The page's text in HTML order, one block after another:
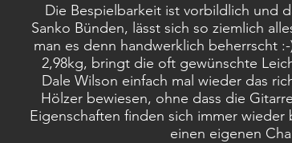
Die Bespielbarkeit ist vorbildlich und
Sanko Bünden, lässt sich so ziemlich
man es denn handwerklich beherrscht
2,98kg, bringt die oft gewünschte
Dale Wilson einfach mal wieder das
Hölzer bewiesen, ohne dass die
Eigenschaften finden sich immer
einen eigenen